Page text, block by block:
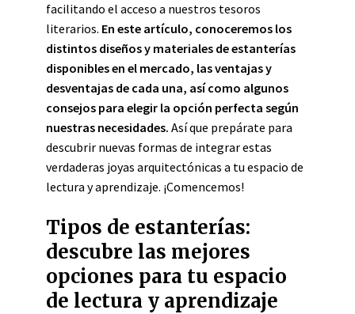
facilitando el acceso a nuestros tesoros
literarios. En este artículo, conoceremos los
distintos diseños y materiales de estanterías
disponibles en el mercado, las ventajas y
desventajas de cada una, así como algunos
consejos para elegir la opción perfecta según
nuestras necesidades. Así que prepárate para
descubrir nuevas formas de integrar estas
verdaderas joyas arquitectónicas a tu espacio de
lectura y aprendizaje. ¡Comencemos!
Tipos de estanterías:
descubre las mejores
opciones para tu espacio
de lectura y aprendizaje